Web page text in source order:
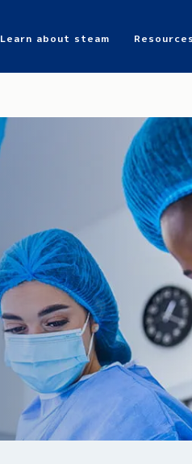
Learn about steam Search